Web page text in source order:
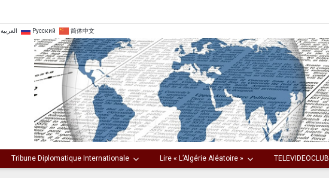
العربية Русский 简体中文
Tribune Diplomatique Internationale Lire « L’Algérie Aléatoire » TELEVIDEOCLUB